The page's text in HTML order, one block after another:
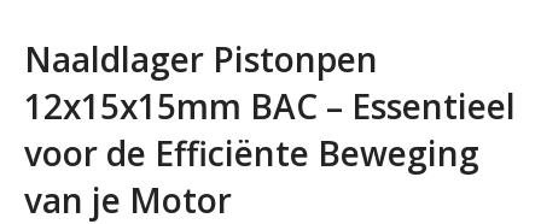
Naaldlager Pistonpen
12x15x15mm BAC – Essentieel
voor de Efficiënte Beweging
van je Motor